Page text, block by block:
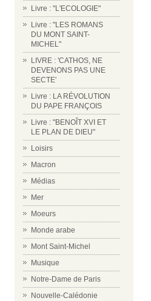
Livre : "L'ECOLOGIE"
Livre : "LES ROMANS
DU MONT SAINT-
MICHEL"
LIVRE : 'CATHOS, NE
DEVENONS PAS UNE
SECTE'
Livre : LA RÉVOLUTION
DU PAPE FRANÇOIS
Livre : "BENOÎT XVI ET
LE PLAN DE DIEU"
Loisirs
Macron
Médias
Mer
Moeurs
Monde arabe
Mont Saint-Michel
Musique
Notre-Dame de Paris
Nouvelle-Calédonie